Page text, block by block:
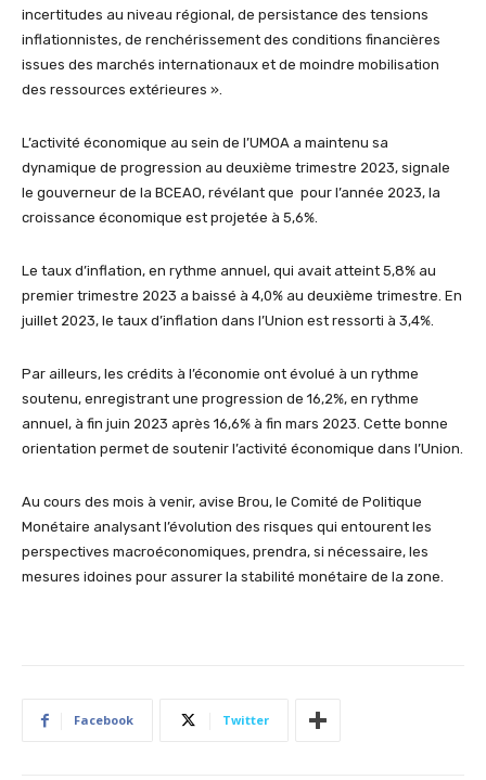
incertitudes au niveau régional, de persistance des tensions
inflationnistes, de renchérissement des conditions financières
issues des marchés internationaux et de moindre mobilisation
des ressources extérieures ».
L’activité économique au sein de l’UMOA a maintenu sa
dynamique de progression au deuxième trimestre 2023, signale
le gouverneur de la BCEAO, révélant que pour l’année 2023, la
croissance économique est projetée à 5,6%.
Le taux d’inflation, en rythme annuel, qui avait atteint 5,8% au
premier trimestre 2023 a baissé à 4,0% au deuxième trimestre. En
juillet 2023, le taux d’inflation dans l’Union est ressorti à 3,4%.
Par ailleurs, les crédits à l’économie ont évolué à un rythme
soutenu, enregistrant une progression de 16,2%, en rythme
annuel, à fin juin 2023 après 16,6% à fin mars 2023. Cette bonne
orientation permet de soutenir l’activité économique dans l’Union.
Au cours des mois à venir, avise Brou, le Comité de Politique
Monétaire analysant l’évolution des risques qui entourent les
perspectives macroéconomiques, prendra, si nécessaire, les
mesures idoines pour assurer la stabilité monétaire de la zone.
Facebook Twitter